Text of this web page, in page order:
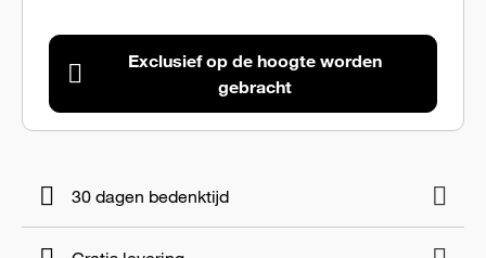
Exclusief op de hoogte worden
gebracht
30 dagen bedenktijd